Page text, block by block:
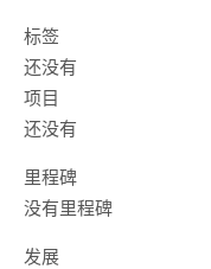
标签
还没有
项目
还没有
里程碑
没有里程碑
发展